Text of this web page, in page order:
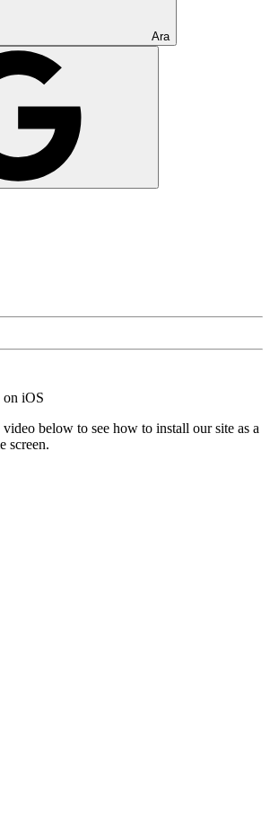
Ara
on iOS
below to see how to install our site as a
screen.